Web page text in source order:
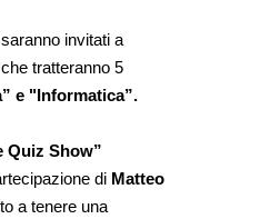
invitati a
tratteranno 5
e "Informatica”.
Quiz Show”
di Matteo
a tenere una